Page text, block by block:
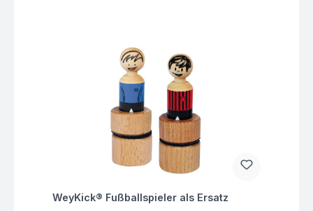
Fragen zum Artikel
WeyKick® Fußballspieler als Ersatz